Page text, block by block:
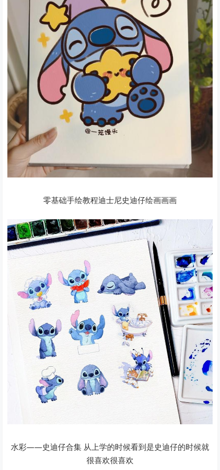
零基础手绘教程迪士尼史迪仔绘画画画
水彩——史迪仔合集 从上学的时候看到是史迪仔的时候就
很喜欢很喜欢